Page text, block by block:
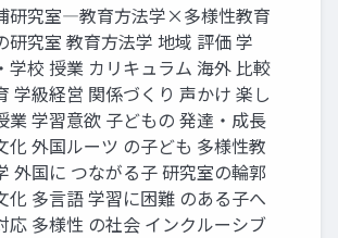
研究室―教育方法学×多様性教育
研究室 教育方法学 地域 評価 学
学校 授業 カリキュラム 海外 比較
学級経営 関係づくり 声かけ 楽し
業 学習意欲 子どもの 発達・成長
化 外国ルーツ の子ども 多様性教
外国に つながる子 研究室の輪郭
化 多言語 学習に困難 のある子へ
応 多様性 の社会 インクルーシブ